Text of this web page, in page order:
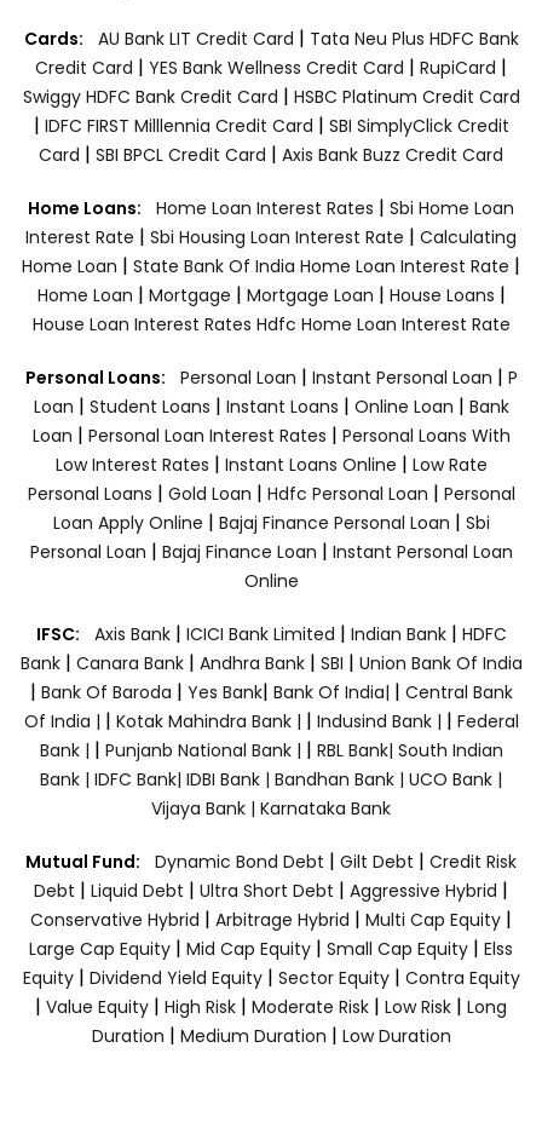
Cards: AU Bank LIT Credit Card | Tata Neu Plus HDFC Bank
Credit Card | YES Bank Wellness Credit Card | RupiCard |
Swiggy HDFC Bank Credit Card | HSBC Platinum Credit Card
| IDFC FIRST Milllennia Credit Card | SBI SimplyClick Credit
Card | SBI BPCL Credit Card | Axis Bank Buzz Credit Card
Home Loans: Home Loan Interest Rates | Sbi Home Loan
Interest Rate | Sbi Housing Loan Interest Rate | Calculating
Home Loan | State Bank Of India Home Loan Interest Rate |
Home Loan | Mortgage | Mortgage Loan | House Loans |
House Loan Interest Rates Hdfc Home Loan Interest Rate
Personal Loans: Personal Loan | Instant Personal Loan | P
Loan | Student Loans | Instant Loans | Online Loan | Bank
Loan | Personal Loan Interest Rates | Personal Loans With
Low Interest Rates | Instant Loans Online | Low Rate
Personal Loans | Gold Loan | Hdfc Personal Loan | Personal
Loan Apply Online | Bajaj Finance Personal Loan | Sbi
Personal Loan | Bajaj Finance Loan | Instant Personal Loan
Online
IFSC: Axis Bank | ICICI Bank Limited | Indian Bank | HDFC
Bank| Canara Bank | Andhra Bank| SBI | Union Bank Of India
| Bank Of Baroda | Yes Bank| Bank Of India| | Central Bank
Of India | | Kotak Mahindra Bank | | Indusind Bank | | Federal
Bank | | Punjanb National Bank | | RBL Bank| South Indian
Bank | IDFC Bank| IDBI Bank | Bandhan Bank | UCO Bank |
Vijaya Bank | Karnataka Bank
Mutual Fund: Dynamic Bond Debt | Gilt Debt | Credit Risk
Debt | Liquid Debt | Ultra Short Debt | Aggressive Hybrid |
Conservative Hybrid | Arbitrage Hybrid | Multi Cap Equity |
Large Cap Equity | Mid Cap Equity | Small Cap Equity | Elss
Equity| Dividend Yield Equity| Sector Equity | Contra Equity
| Value Equity | High Risk | Moderate Risk | Low Risk | Long
Duration | Medium Duration | Low Duration